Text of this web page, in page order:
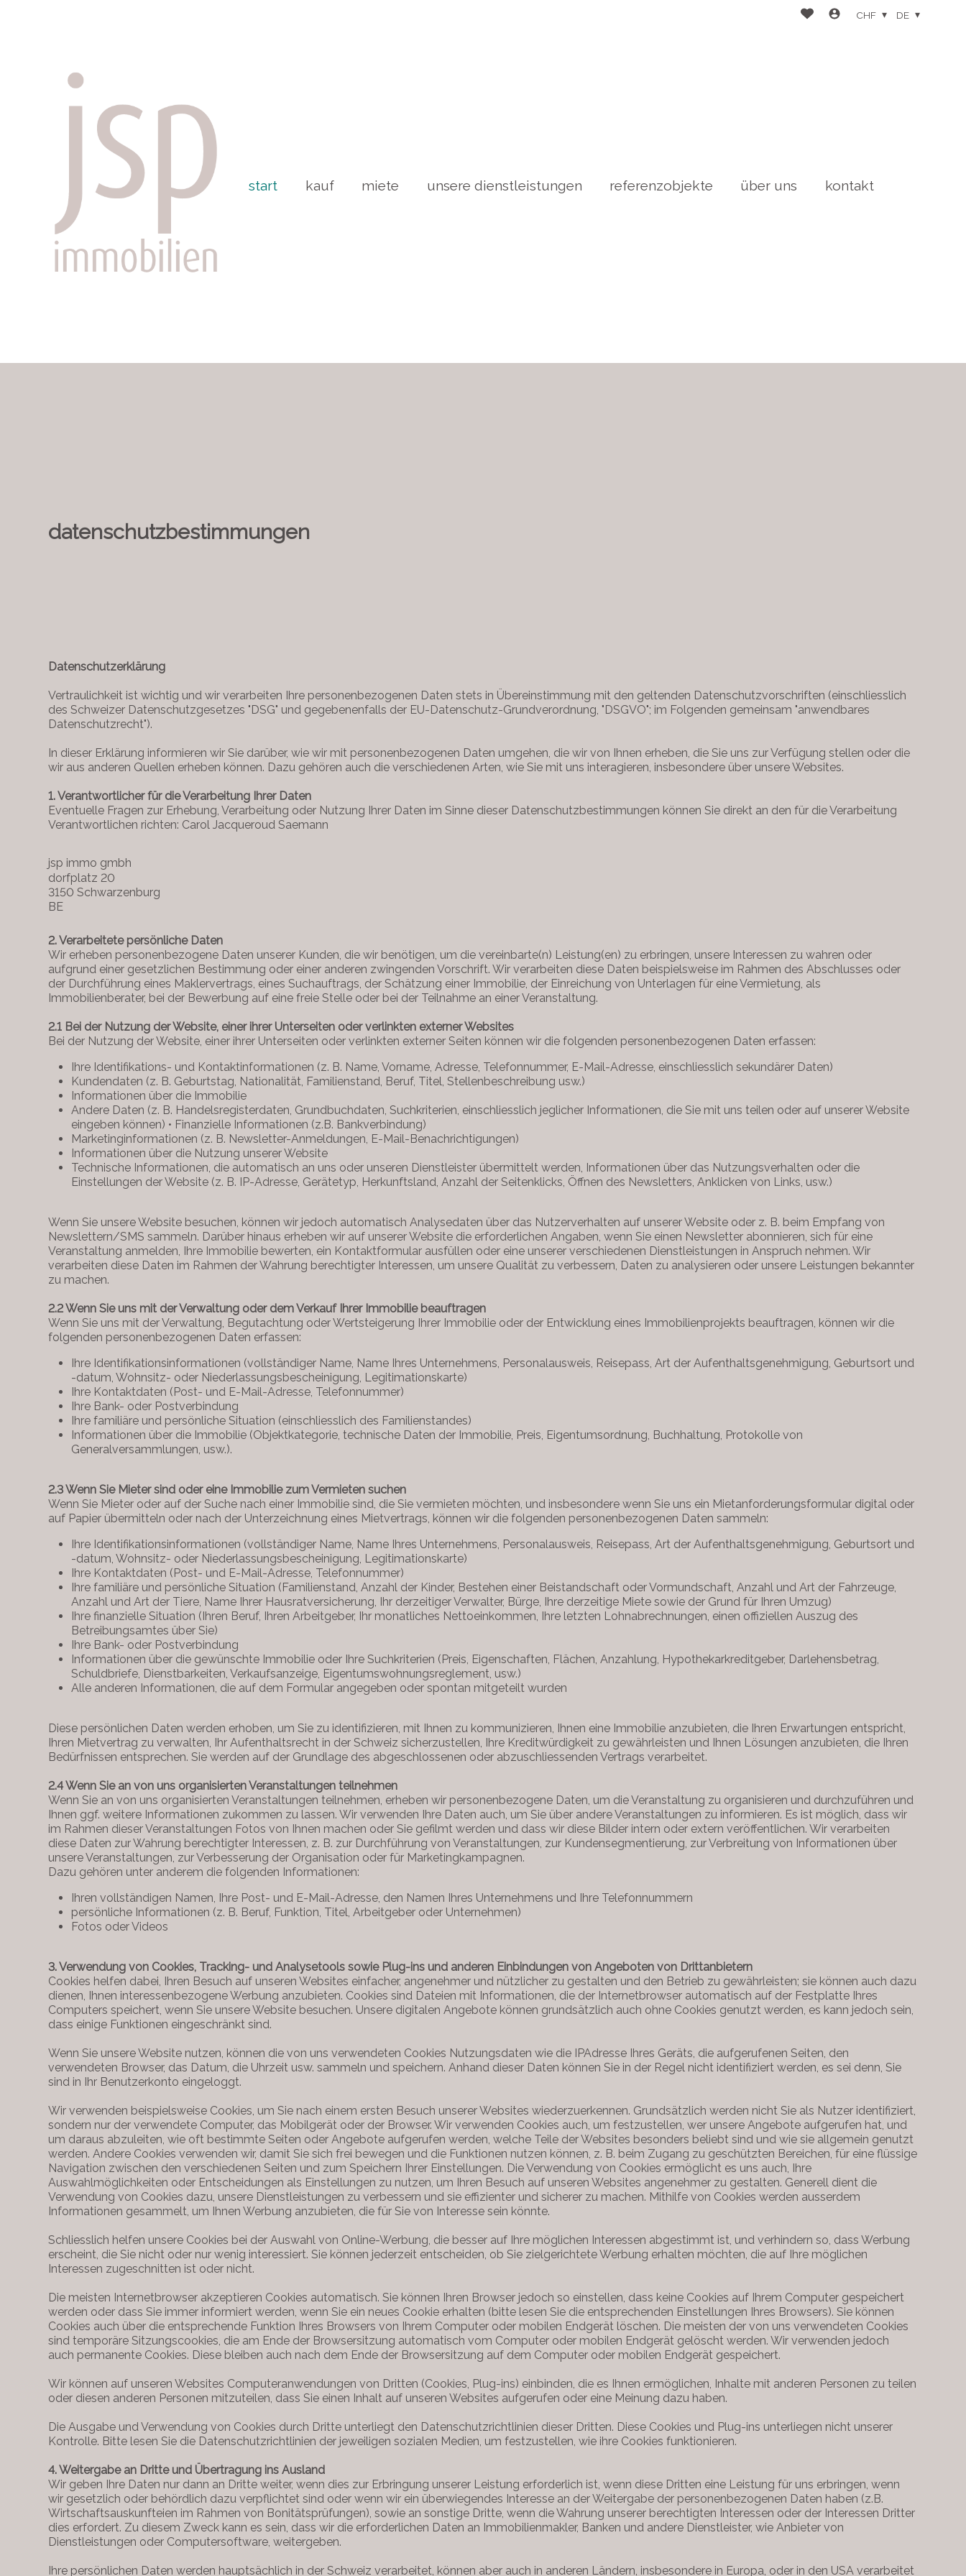
start kauf miete unsere dienstleistungen referenzobjekte über uns kontakt
CHF DE
datenschutz­bestimmungen
Datenschutzerklärung
Vertraulichkeit ist wichtig und wir verarbeiten Ihre personenbezogenen Daten stets in Übereinstimmung mit den geltenden Datenschutzvorschriften (einschliesslich
des Schweizer Datenschutzgesetzes "DSG" und gegebenenfalls der EU-Datenschutz-Grundverordnung, "DSGVO"; im Folgenden gemeinsam "anwendbares
Datenschutzrecht").
In dieser Erklärung informieren wir Sie darüber, wie wir mit personenbezogenen Daten umgehen, die wir von Ihnen erheben, die Sie uns zur Verfügung stellen oder die
wir aus anderen Quellen erheben können. Dazu gehören auch die verschiedenen Arten, wie Sie mit uns interagieren, insbesondere über unsere Websites.
1. Verantwortlicher für die Verarbeitung Ihrer Daten
Eventuelle Fragen zur Erhebung, Verarbeitung oder Nutzung Ihrer Daten im Sinne dieser Datenschutzbestimmungen können Sie direkt an den für die Verarbeitung
Verantwortlichen richten: Carol Jacqueroud Saemann
jsp immo gmbh
dorfplatz 20
3150 Schwarzenburg
BE
2. Verarbeitete persönliche Daten
Wir erheben personenbezogene Daten unserer Kunden, die wir benötigen, um die vereinbarte(n) Leistung(en) zu erbringen, unsere Interessen zu wahren oder
aufgrund einer gesetzlichen Bestimmung oder einer anderen zwingenden Vorschrift. Wir verarbeiten diese Daten beispielsweise im Rahmen des Abschlusses oder
der Durchführung eines Maklervertrags, eines Suchauftrags, der Schätzung einer Immobilie, der Einreichung von Unterlagen für eine Vermietung, als
Immobilienberater, bei der Bewerbung auf eine freie Stelle oder bei der Teilnahme an einer Veranstaltung.
2.1 Bei der Nutzung der Website, einer ihrer Unterseiten oder verlinkten externer Websites
Bei der Nutzung der Website, einer ihrer Unterseiten oder verlinkten externer Seiten können wir die folgenden personenbezogenen Daten erfassen:
Ihre Identifikations- und Kontaktinformationen (z. B. Name, Vorname, Adresse, Telefonnummer, E-Mail-Adresse, einschliesslich sekundärer Daten)
Kundendaten (z. B. Geburtstag, Nationalität, Familienstand, Beruf, Titel, Stellenbeschreibung usw.)
Informationen über die Immobilie
Andere Daten (z. B. Handelsregisterdaten, Grundbuchdaten, Suchkriterien, einschliesslich jeglicher Informationen, die Sie mit uns teilen oder auf unserer Website
eingeben können) • Finanzielle Informationen (z.B. Bankverbindung)
Marketinginformationen (z. B. Newsletter-Anmeldungen, E-Mail-Benachrichtigungen)
Informationen über die Nutzung unserer Website
Technische Informationen, die automatisch an uns oder unseren Dienstleister übermittelt werden, Informationen über das Nutzungsverhalten oder die
Einstellungen der Website (z. B. IP-Adresse, Gerätetyp, Herkunftsland, Anzahl der Seitenklicks, Öffnen des Newsletters, Anklicken von Links, usw.)
Wenn Sie unsere Website besuchen, können wir jedoch automatisch Analysedaten über das Nutzerverhalten auf unserer Website oder z. B. beim Empfang von
Newslettern/SMS sammeln. Darüber hinaus erheben wir auf unserer Website die erforderlichen Angaben, wenn Sie einen Newsletter abonnieren, sich für eine
Veranstaltung anmelden, Ihre Immobilie bewerten, ein Kontaktformular ausfüllen oder eine unserer verschiedenen Dienstleistungen in Anspruch nehmen. Wir
verarbeiten diese Daten im Rahmen der Wahrung berechtigter Interessen, um unsere Qualität zu verbessern, Daten zu analysieren oder unsere Leistungen bekannter
zu machen.
2.2 Wenn Sie uns mit der Verwaltung oder dem Verkauf Ihrer Immobilie beauftragen
Wenn Sie uns mit der Verwaltung, Begutachtung oder Wertsteigerung Ihrer Immobilie oder der Entwicklung eines Immobilienprojekts beauftragen, können wir die
folgenden personenbezogenen Daten erfassen:
Ihre Identifikationsinformationen (vollständiger Name, Name Ihres Unternehmens, Personalausweis, Reisepass, Art der Aufenthaltsgenehmigung, Geburtsort und
-datum, Wohnsitz- oder Niederlassungsbescheinigung, Legitimationskarte)
Ihre Kontaktdaten (Post- und E-Mail-Adresse, Telefonnummer)
Ihre Bank- oder Postverbindung
Ihre familiäre und persönliche Situation (einschliesslich des Familienstandes)
Informationen über die Immobilie (Objektkategorie, technische Daten der Immobilie, Preis, Eigentumsordnung, Buchhaltung, Protokolle von
Generalversammlungen, usw.).
2.3 Wenn Sie Mieter sind oder eine Immobilie zum Vermieten suchen
Wenn Sie Mieter oder auf der Suche nach einer Immobilie sind, die Sie vermieten möchten, und insbesondere wenn Sie uns ein Mietanforderungsformular digital oder
auf Papier übermitteln oder nach der Unterzeichnung eines Mietvertrags, können wir die folgenden personenbezogenen Daten sammeln:
Ihre Identifikationsinformationen (vollständiger Name, Name Ihres Unternehmens, Personalausweis, Reisepass, Art der Aufenthaltsgenehmigung, Geburtsort und
-datum, Wohnsitz- oder Niederlassungsbescheinigung, Legitimationskarte)
Ihre Kontaktdaten (Post- und E-Mail-Adresse, Telefonnummer)
Ihre familiäre und persönliche Situation (Familienstand, Anzahl der Kinder, Bestehen einer Beistandschaft oder Vormundschaft, Anzahl und Art der Fahrzeuge,
Anzahl und Art der Tiere, Name Ihrer Hausratversicherung, Ihr derzeitiger Verwalter, Bürge, Ihre derzeitige Miete sowie der Grund für Ihren Umzug)
Ihre finanzielle Situation (Ihren Beruf, Ihren Arbeitgeber, Ihr monatliches Nettoeinkommen, Ihre letzten Lohnabrechnungen, einen offiziellen Auszug des
Betreibungsamtes über Sie)
Ihre Bank- oder Postverbindung
Informationen über die gewünschte Immobilie oder Ihre Suchkriterien (Preis, Eigenschaften, Flächen, Anzahlung, Hypothekarkreditgeber, Darlehensbetrag,
Schuldbriefe, Dienstbarkeiten, Verkaufsanzeige, Eigentumswohnungsreglement, usw.)
Alle anderen Informationen, die auf dem Formular angegeben oder spontan mitgeteilt wurden
Diese persönlichen Daten werden erhoben, um Sie zu identifizieren, mit Ihnen zu kommunizieren, Ihnen eine Immobilie anzubieten, die Ihren Erwartungen entspricht,
Ihren Mietvertrag zu verwalten, Ihr Aufenthaltsrecht in der Schweiz sicherzustellen, Ihre Kreditwürdigkeit zu gewährleisten und Ihnen Lösungen anzubieten, die Ihren
Bedürfnissen entsprechen. Sie werden auf der Grundlage des abgeschlossenen oder abzuschliessenden Vertrags verarbeitet.
2.4 Wenn Sie an von uns organisierten Veranstaltungen teilnehmen
Wenn Sie an von uns organisierten Veranstaltungen teilnehmen, erheben wir personenbezogene Daten, um die Veranstaltung zu organisieren und durchzuführen und
Ihnen ggf. weitere Informationen zukommen zu lassen. Wir verwenden Ihre Daten auch, um Sie über andere Veranstaltungen zu informieren. Es ist möglich, dass wir
im Rahmen dieser Veranstaltungen Fotos von Ihnen machen oder Sie gefilmt werden und dass wir diese Bilder intern oder extern veröffentlichen. Wir verarbeiten
diese Daten zur Wahrung berechtigter Interessen, z. B. zur Durchführung von Veranstaltungen, zur Kundensegmentierung, zur Verbreitung von Informationen über
unsere Veranstaltungen, zur Verbesserung der Organisation oder für Marketingkampagnen.
Dazu gehören unter anderem die folgenden Informationen:
Ihren vollständigen Namen, Ihre Post- und E-Mail-Adresse, den Namen Ihres Unternehmens und Ihre Telefonnummern
persönliche Informationen (z. B. Beruf, Funktion, Titel, Arbeitgeber oder Unternehmen)
Fotos oder Videos
3. Verwendung von Cookies, Tracking- und Analysetools sowie Plug-ins und anderen Einbindungen von Angeboten von Drittanbietern
Cookies helfen dabei, Ihren Besuch auf unseren Websites einfacher, angenehmer und nützlicher zu gestalten und den Betrieb zu gewährleisten; sie können auch dazu
dienen, Ihnen interessenbezogene Werbung anzubieten. Cookies sind Dateien mit Informationen, die der Internetbrowser automatisch auf der Festplatte Ihres
Computers speichert, wenn Sie unsere Website besuchen. Unsere digitalen Angebote können grundsätzlich auch ohne Cookies genutzt werden, es kann jedoch sein,
dass einige Funktionen eingeschränkt sind.
Wenn Sie unsere Website nutzen, können die von uns verwendeten Cookies Nutzungsdaten wie die IPAdresse Ihres Geräts, die aufgerufenen Seiten, den
verwendeten Browser, das Datum, die Uhrzeit usw. sammeln und speichern. Anhand dieser Daten können Sie in der Regel nicht identifiziert werden, es sei denn, Sie
sind in Ihr Benutzerkonto eingeloggt.
Wir verwenden beispielsweise Cookies, um Sie nach einem ersten Besuch unserer Websites wiederzuerkennen. Grundsätzlich werden nicht Sie als Nutzer identifiziert,
sondern nur der verwendete Computer, das Mobilgerät oder der Browser. Wir verwenden Cookies auch, um festzustellen, wer unsere Angebote aufgerufen hat, und
um daraus abzuleiten, wie oft bestimmte Seiten oder Angebote aufgerufen werden, welche Teile der Websites besonders beliebt sind und wie sie allgemein genutzt
werden. Andere Cookies verwenden wir, damit Sie sich frei bewegen und die Funktionen nutzen können, z. B. beim Zugang zu geschützten Bereichen, für eine flüssige
Navigation zwischen den verschiedenen Seiten und zum Speichern Ihrer Einstellungen. Die Verwendung von Cookies ermöglicht es uns auch, Ihre
Auswahlmöglichkeiten oder Entscheidungen als Einstellungen zu nutzen, um Ihren Besuch auf unseren Websites angenehmer zu gestalten. Generell dient die
Verwendung von Cookies dazu, unsere Dienstleistungen zu verbessern und sie effizienter und sicherer zu machen. Mithilfe von Cookies werden ausserdem
Informationen gesammelt, um Ihnen Werbung anzubieten, die für Sie von Interesse sein könnte.
Schliesslich helfen unsere Cookies bei der Auswahl von Online-Werbung, die besser auf Ihre möglichen Interessen abgestimmt ist, und verhindern so, dass Werbung
erscheint, die Sie nicht oder nur wenig interessiert. Sie können jederzeit entscheiden, ob Sie zielgerichtete Werbung erhalten möchten, die auf Ihre möglichen
Interessen zugeschnitten ist oder nicht.
Die meisten Internetbrowser akzeptieren Cookies automatisch. Sie können Ihren Browser jedoch so einstellen, dass keine Cookies auf Ihrem Computer gespeichert
werden oder dass Sie immer informiert werden, wenn Sie ein neues Cookie erhalten (bitte lesen Sie die entsprechenden Einstellungen Ihres Browsers). Sie können
Cookies auch über die entsprechende Funktion Ihres Browsers von Ihrem Computer oder mobilen Endgerät löschen. Die meisten der von uns verwendeten Cookies
sind temporäre Sitzungscookies, die am Ende der Browsersitzung automatisch vom Computer oder mobilen Endgerät gelöscht werden. Wir verwenden jedoch
auch permanente Cookies. Diese bleiben auch nach dem Ende der Browsersitzung auf dem Computer oder mobilen Endgerät gespeichert.
Wir können auf unseren Websites Computeranwendungen von Dritten (Cookies, Plug-ins) einbinden, die es Ihnen ermöglichen, Inhalte mit anderen Personen zu teilen
oder diesen anderen Personen mitzuteilen, dass Sie einen Inhalt auf unseren Websites aufgerufen oder eine Meinung dazu haben.
Die Ausgabe und Verwendung von Cookies durch Dritte unterliegt den Datenschutzrichtlinien dieser Dritten. Diese Cookies und Plug-ins unterliegen nicht unserer
Kontrolle. Bitte lesen Sie die Datenschutzrichtlinien der jeweiligen sozialen Medien, um festzustellen, wie ihre Cookies funktionieren.
4. Weitergabe an Dritte und Übertragung ins Ausland
Wir geben Ihre Daten nur dann an Dritte weiter, wenn dies zur Erbringung unserer Leistung erforderlich ist, wenn diese Dritten eine Leistung für uns erbringen, wenn
wir gesetzlich oder behördlich dazu verpflichtet sind oder wenn wir ein überwiegendes Interesse an der Weitergabe der personenbezogenen Daten haben (z.B.
Wirtschaftsauskunfteien im Rahmen von Bonitätsprüfungen), sowie an sonstige Dritte, wenn die Wahrung unserer berechtigten Interessen oder der Interessen Dritter
dies erfordert. Zu diesem Zweck kann es sein, dass wir die erforderlichen Daten an Immobilienmakler, Banken und andere Dienstleister, wie Anbieter von
Dienstleistungen oder Computersoftware, weitergeben.
Ihre persönlichen Daten werden hauptsächlich in der Schweiz verarbeitet, können aber auch in anderen Ländern, insbesondere in Europa, oder in den USA verarbeitet